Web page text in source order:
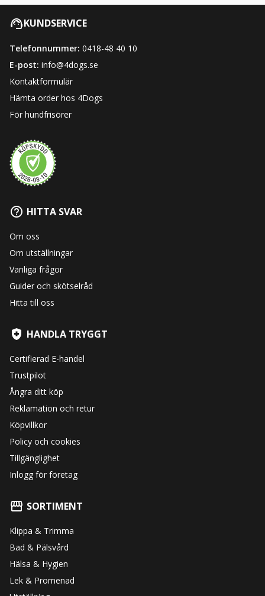
KUNDSERVICE
Telefonnummer: 0418-48 40 10
E-post: info@4dogs.se
Kontaktformulär
Hämta order hos 4Dogs
För hundfrisörer
HITTA SVAR
Om oss
Om utställningar
Vanliga frågor
Guider och skötselråd
Hitta till oss
HANDLA TRYGGT
Certifierad E-handel
Trustpilot
Ångra ditt köp
Reklamation och retur
Köpvillkor
Policy och cookies
Tillgänglighet
Inlogg för företag
SORTIMENT
Klippa & Trimma
Bad & Pälsvård
Hälsa & Hygien
Lek & Promenad